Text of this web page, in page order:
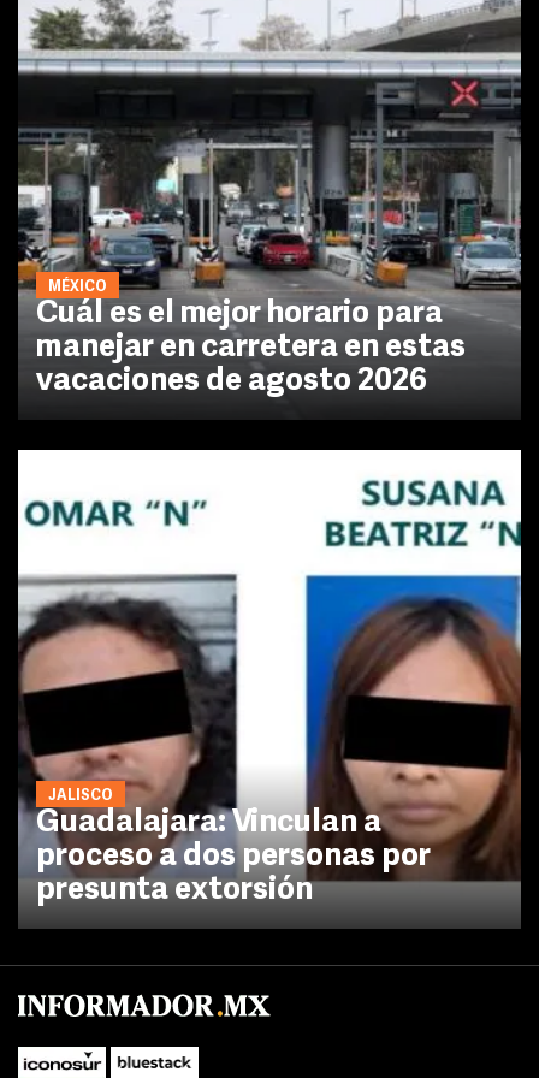
MÉXICO
Cuál es el mejor horario para
manejar en carretera en estas
vacaciones de agosto 2026
JALISCO
Guadalajara: Vinculan a
proceso a dos personas por
presunta extorsión